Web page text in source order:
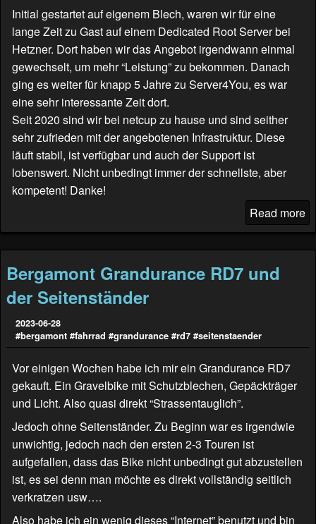
Initial gestartet auf eigenem Blech, waren wir für eine
lange Zeit zu Gast auf einem Dedicated Root Server bei
Hetzner. Dort haben wir das Angebot irgendwann einmal
gewechselt, um mehr “Leistung” zu bekommen. Danach
ging es weiter für knapp 5 Jahre zu Server4You, es war
eine sehr interessante Zeit dort.
Seit 2020 sind wir bei netcup zu hause und sind seither
sehr zufrieden mit der angebotenen Infrastruktur. Diese
läuft stabil, ist verfügbar und auch der Support ist
lobenswert. Nicht unbedingt immer der schnellste, aber
kompetent! Danke!
Read more
Bergamont Grandurance RD7 und
der Seitenständer
2023-06-28
#bergamont #fahrrad #grandurance #rd7 #seitenstaender
Vor einigen Wochen habe ich mir ein Grandurance RD7
gekauft. Ein Gravelbike mit Schutzblechen, Gepäckträger
und Licht. Also quasi direkt “Strassentauglich”.
Jedoch ohne Seitenständer. Zu Beginn war es irgendwie
unwichtig, jedoch nach den ersten 2-3 Touren ist
aufgefallen, dass das Bike nicht unbedingt gut abzustellen
ist, es sei denn man möchte es direkt vollständig seitlich
verkratzen usw….
Also habe ich ein wenig dieses “Internet” benutzt und bin